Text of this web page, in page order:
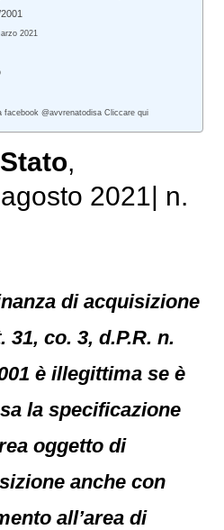
2021
facebook @avvrenatodisa Cliccare qui
,
2021| n.
di acquisizione
31, co. 3, d.P.R. n.
è illegittima se è
la specificazione
oggetto di
anche con
all’area di